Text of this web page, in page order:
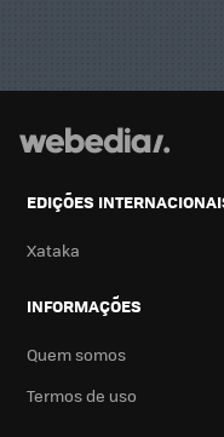
EDIÇÕES
Xataka
INFORMAÇÕES
Quem somos
Termos de uso